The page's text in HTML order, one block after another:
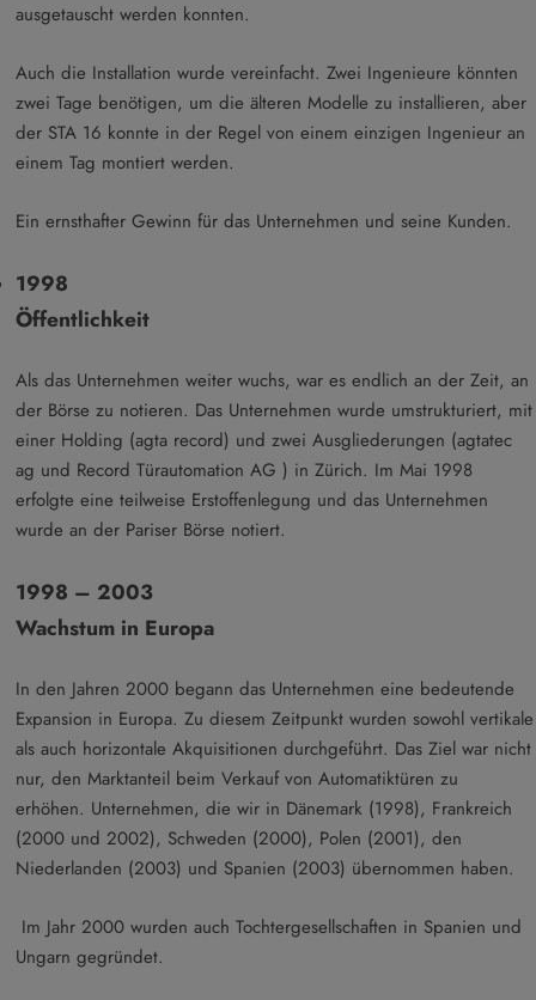
ausgetauscht werden konnten.
Auch die Installation wurde vereinfacht. Zwei Ingenieure könnten
zwei Tage benötigen, um die älteren Modelle zu installieren, aber
der STA 16 konnte in der Regel von einem einzigen Ingenieur an
einem Tag montiert werden.
Ein ernsthafter Gewinn für das Unternehmen und seine Kunden.
1998
Öffentlichkeit
Als das Unternehmen weiter wuchs, war es endlich an der Zeit, an
der Börse zu notieren. Das Unternehmen wurde umstrukturiert, mit
einer Holding (agta record) und zwei Ausgliederungen (agtatec
ag und Record Türautomation AG ) in Zürich. Im Mai 1998
erfolgte eine teilweise Erstoffenlegung und das Unternehmen
wurde an der Pariser Börse notiert.
1998 – 2003
Wachstum in Europa
In den Jahren 2000 begann das Unternehmen eine bedeutende
Expansion in Europa. Zu diesem Zeitpunkt wurden sowohl vertikale
als auch horizontale Akquisitionen durchgeführt. Das Ziel war nicht
nur, den Marktanteil beim Verkauf von Automatiktüren zu
erhöhen. Unternehmen, die wir in Dänemark (1998), Frankreich
(2000 und 2002), Schweden (2000), Polen (2001), den
Niederlanden (2003) und Spanien (2003) übernommen haben.
Im Jahr 2000 wurden auch Tochtergesellschaften in Spanien und
Ungarn gegründet.